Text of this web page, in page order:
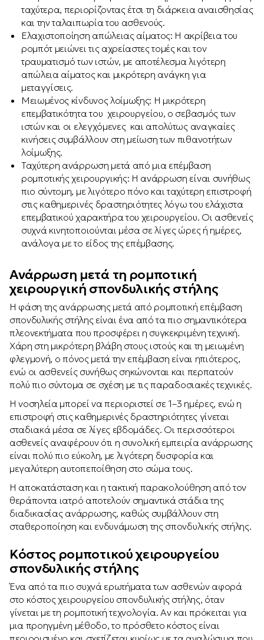
ταχύτερα, περιορίζοντας έτσι τη διάρκεια αναισθησίας
και την ταλαιπωρία του ασθενούς.
Ελαχιστοποίηση απώλειας αίματος: Η ακρίβεια του
ρομπότ μειώνει τις αχρείαστες τομές και τον
τραυματισμό των ιστών, με αποτέλεσμα λιγότερη
απώλεια αίματος και μικρότερη ανάγκη για
μεταγγίσεις.
Μειωμένος κίνδυνος λοίμωξης: Η μικρότερη
επεμβατικότητα του χειρουργείου, ο σεβασμός των
ιστών και οι ελεγχόμενες και απολύτως αναγκαίες
κινήσεις συμβάλλουν στη μείωση των πιθανοτήτων
λοίμωξης.
Ταχύτερη ανάρρωση μετά από μια επέμβαση
ρομποτικής χειρουργικής: Η ανάρρωση είναι συνήθως
πιο σύντομη, με λιγότερο πόνο και ταχύτερη επιστροφή
στις καθημερινές δραστηριότητες λόγω του ελάχιστα
επεμβατικού χαρακτήρα του χειρουργείου. Οι ασθενείς
συχνά κινητοποιούνται μέσα σε λίγες ώρες ή ημέρες,
ανάλογα με το είδος της επέμβασης.
Ανάρρωση μετά τη ρομποτική
χειρουργική σπονδυλικής στήλης
Η φάση της ανάρρωσης μετά από ρομποτική επέμβαση
σπονδυλικής στήλης είναι ένα από τα πιο σημαντικότερα
πλεονεκτήματα που προσφέρει η συγκεκριμένη τεχνική.
Χάρη στη μικρότερη βλάβη στους ιστούς και τη μειωμένη
φλεγμονή, ο πόνος μετά την επέμβαση είναι ηπιότερος,
ενώ οι ασθενείς συνήθως σηκώνονται και περπατούν
πολύ πιο σύντομα σε σχέση με τις παραδοσιακές τεχνικές.
Η νοσηλεία μπορεί να περιοριστεί σε 1–3 ημέρες, ενώ η
επιστροφή στις καθημερινές δραστηριότητες γίνεται
σταδιακά μέσα σε λίγες εβδομάδες. Οι περισσότεροι
ασθενείς αναφέρουν ότι η συνολική εμπειρία ανάρρωσης
είναι πολύ πιο εύκολη, με λιγότερη δυσφορία και
μεγαλύτερη αυτοπεποίθηση στο σώμα τους.
Η αποκατάσταση και η τακτική παρακολούθηση από τον
θεράποντα ιατρό αποτελούν σημαντικά στάδια της
διαδικασίας ανάρρωσης, καθώς συμβάλλουν στη
σταθεροποίηση και ενδυνάμωση της σπονδυλικής στήλης.
Κόστος ρομποτικού χειρουργείου
σπονδυλικής στήλης
Ένα από τα πιο συχνά ερωτήματα των ασθενών αφορά
στο κόστος χειρουργείου σπονδυλικής στήλης, όταν
γίνεται με τη ρομποτική τεχνολογία. Αν και πρόκειται για
μια προηγμένη μέθοδο, το πρόσθετο κόστος είναι